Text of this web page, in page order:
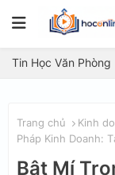
Tin Học Văn Phòng
Trang chủ Kinh
Pháp Kinh Doanh:
Bật Mí